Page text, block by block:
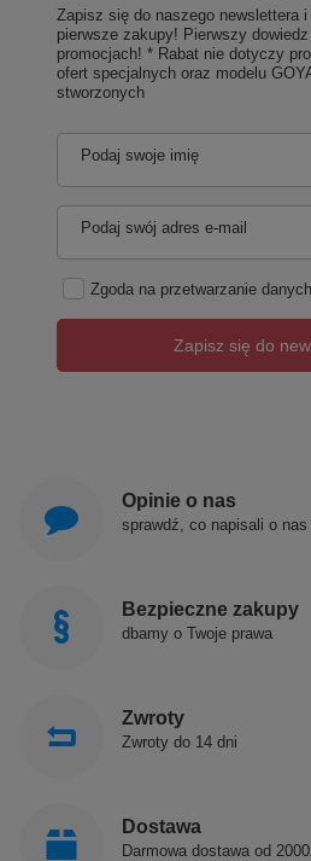
Zapisz się do naszego newslettera
pierwsze zakupy! Pierwszy
promocjach! * Rabat nie dotyczy
ofert specjalnych oraz modelu
stworzonych
Podaj swoje imię
Podaj swój adres e-mail
Zgoda na przetwarzanie
Zapisz się do
Opinie o nas
sprawdź, co napisali o nas
Bezpieczne zakupy
dbamy o Twoje prawa
Zwroty
Zwroty do 14 dni
Dostawa
Darmowa dostawa od